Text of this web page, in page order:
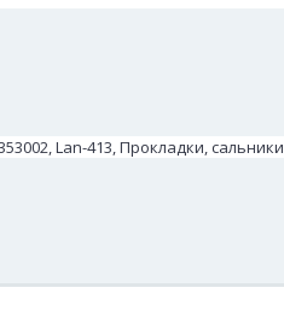
Lan-413, Прокладки, сальники